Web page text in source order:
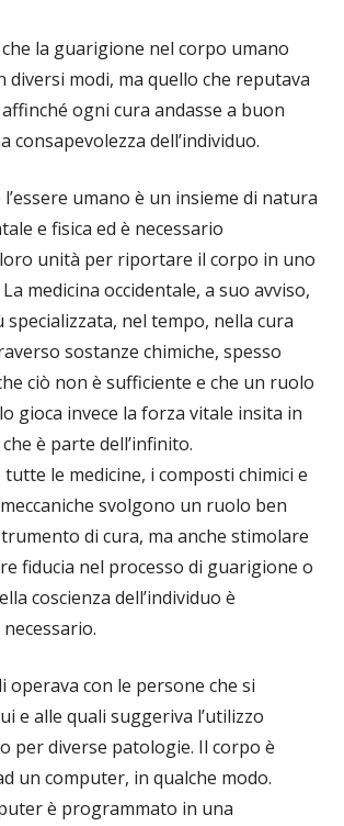
la guarigione nel corpo umano
diversi modi, ma quello che reputava
ogni cura andasse a buon
consapevolezza dell’individuo.
l’essere umano è un insieme di natura
e fisica ed è necessario
unità per riportare il corpo in uno
medicina occidentale, a suo avviso,
specializzata, nel tempo, nella cura
sostanze chimiche, spesso
ciò non è sufficiente e che un ruolo
gioca invece la forza vitale insita in
è parte dell’infinito.
tutte le medicine, i composti chimici e
svolgono un ruolo ben
di cura, ma anche stimolare
fiducia nel processo di guarigione o
coscienza dell’individuo è
operava con le persone che si
e alle quali suggeriva l’utilizzo
per diverse patologie. Il corpo è
un computer, in qualche modo.
è programmato in una